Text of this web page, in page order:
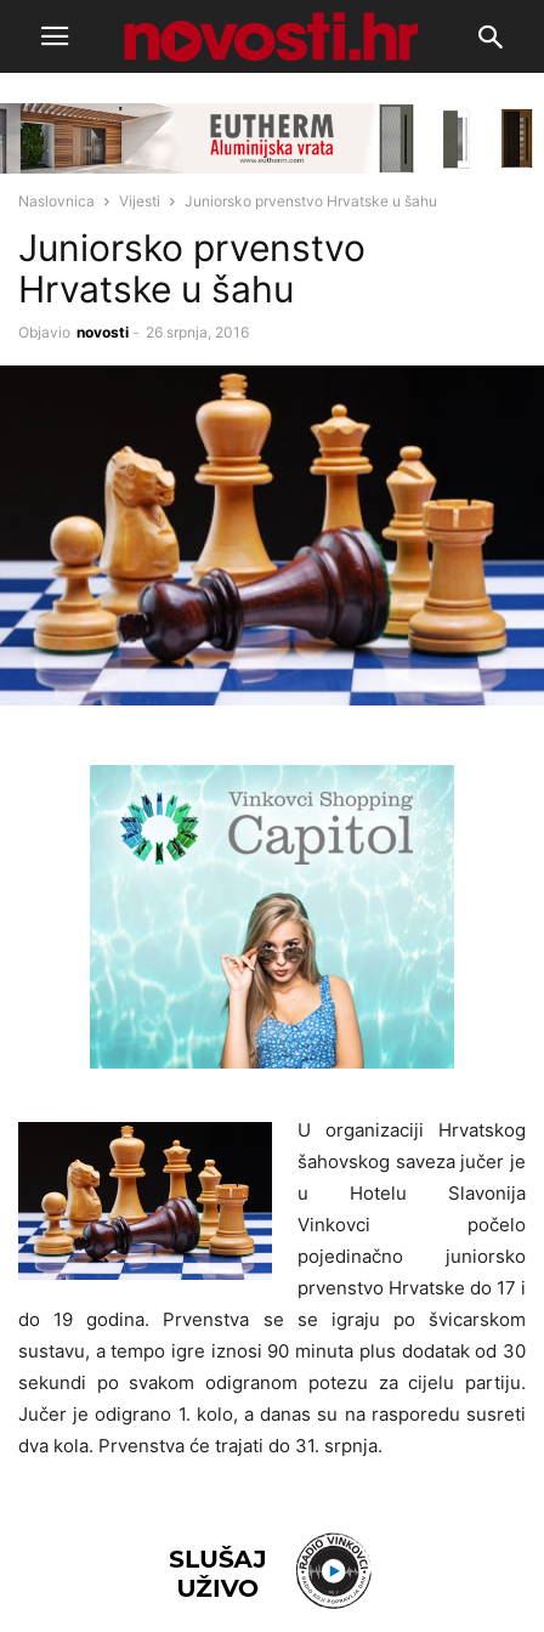
Naslovnica Vijesti Juniorsko prvenstvo Hrvatske u šahu
Juniorsko prvenstvo
Hrvatske u šahu
Objavio novosti - 26 srpnja, 2016
U organizaciji Hrvatskog
šahovskog saveza jučer je
u Hotelu Slavonija
Vinkovci počelo
pojedinačno juniorsko
prvenstvo Hrvatske do 17 i
do 19 godina. Prvenstva se se igraju po švicarskom
sustavu, a tempo igre iznosi 90 minuta plus dodatak od 30
sekundi po svakom odigranom potezu za cijelu partiju.
Jučer je odigrano 1. kolo, a danas su na rasporedu susreti
dva kola. Prvenstva će trajati do 31. srpnja.